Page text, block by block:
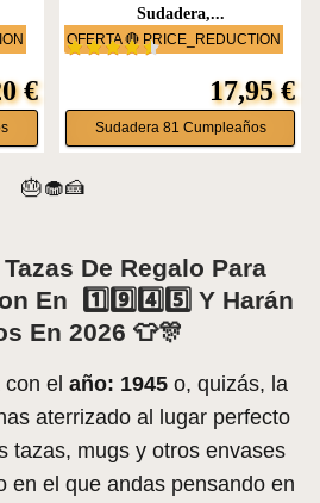
€
OFERTA 🔴 PRICE_REDUCTION
Sudadera,...
17,95 €
Sudadera 81 Cumpleaños
🎂🧁🍰
De Regalo Para
En 1️⃣9️⃣4️⃣5️⃣ Y Harán
En 2026 👕🎊
con el año: 1945 o, quizás, la
aterrizado al lugar perfecto
tazas, mugs y otros envases
en el que andas pensando en